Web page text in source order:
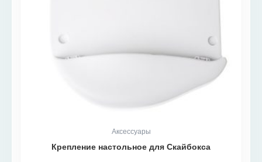
Аксессуары
Крепление настольное для Скайбокса